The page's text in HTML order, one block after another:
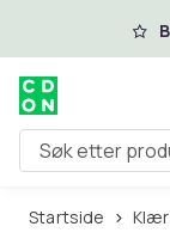
Hopp til
Søk etter
Startside